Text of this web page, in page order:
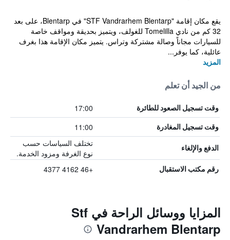
يقع مكان إقامة "STF Vandrarhem Blentarp" في Blentarp، على بعد
32 كم من نادي Tomelilla للغولف، ويتميز بحديقة ومواقف خاصة
للسيارات مجاناً وصالة مشتركة وتراس. يتميز مكان الإقامة هذا بغرف
عائلية، كما يوفر...
المزيد
من الجيد أن تعلم
وقت تسجيل الصعود للطائرة 17:00
وقت تسجيل المغادرة 11:00
الدفع والإلغاء
تختلف السياسات حسب
نوع الغرفة ومزود الخدمة.
رقم مكتب الاستقبال +46 4162 4377
المزايا ووسائل الراحة في Stf
Vandrarhem Blentarp